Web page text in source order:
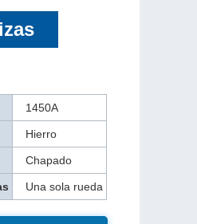
1450A
Hierro
Chapado
Una sola rueda